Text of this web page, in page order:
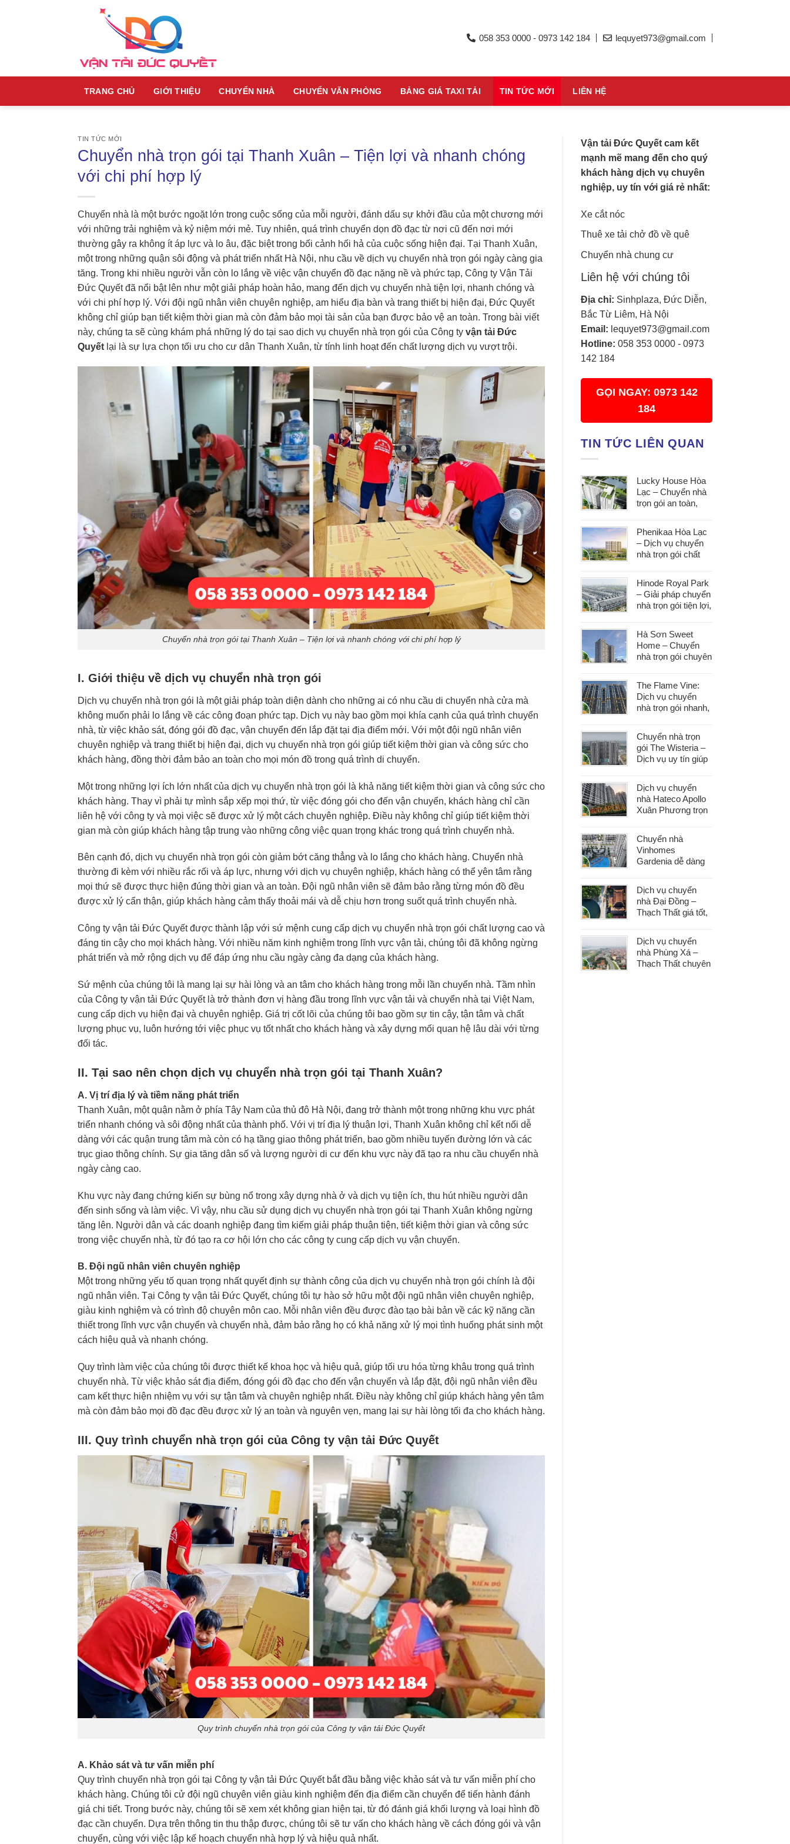
058 353 0000 - 0973 142 184 lequyet973@gmail.com
TRANG CHỦ GIỚI THIỆU CHUYỂN NHÀ CHUYỂN VĂN PHÒNG BẢNG GIÁ TAXI TẢI TIN TỨC MỚI LIÊN HỆ
TIN TỨC MỚI
Chuyển nhà trọn gói tại Thanh Xuân – Tiện lợi và nhanh chóng
với chi phí hợp lý
Chuyển nhà là một bước ngoặt lớn trong cuộc sống của mỗi người, đánh dấu sự khởi đầu của một chương mới
với những trải nghiệm và kỷ niệm mới mẻ. Tuy nhiên, quá trình chuyển dọn đồ đạc từ nơi cũ đến nơi mới
thường gây ra không ít áp lực và lo âu, đặc biệt trong bối cảnh hối hả của cuộc sống hiện đại. Tại Thanh Xuân,
một trong những quận sôi động và phát triển nhất Hà Nội, nhu cầu về dịch vụ chuyển nhà trọn gói ngày càng gia
tăng. Trong khi nhiều người vẫn còn lo lắng về việc vận chuyển đồ đạc nặng nề và phức tạp, Công ty Vận Tải
Đức Quyết đã nổi bật lên như một giải pháp hoàn hảo, mang đến dịch vụ chuyển nhà tiện lợi, nhanh chóng và
với chi phí hợp lý. Với đội ngũ nhân viên chuyên nghiệp, am hiểu địa bàn và trang thiết bị hiện đại, Đức Quyết
không chỉ giúp bạn tiết kiệm thời gian mà còn đảm bảo mọi tài sản của bạn được bảo vệ an toàn. Trong bài viết
này, chúng ta sẽ cùng khám phá những lý do tại sao dịch vụ chuyển nhà trọn gói của Công ty vận tải Đức
Quyết lại là sự lựa chọn tối ưu cho cư dân Thanh Xuân, từ tính linh hoạt đến chất lượng dịch vụ vượt trội.
Chuyển nhà trọn gói tại Thanh Xuân – Tiện lợi và nhanh chóng với chi phí hợp lý
I. Giới thiệu về dịch vụ chuyển nhà trọn gói
Dịch vụ chuyển nhà trọn gói là một giải pháp toàn diện dành cho những ai có nhu cầu di chuyển nhà cửa mà
không muốn phải lo lắng về các công đoạn phức tạp. Dịch vụ này bao gồm mọi khía cạnh của quá trình chuyển
nhà, từ việc khảo sát, đóng gói đồ đạc, vận chuyển đến lắp đặt tại địa điểm mới. Với một đội ngũ nhân viên
chuyên nghiệp và trang thiết bị hiện đại, dịch vụ chuyển nhà trọn gói giúp tiết kiệm thời gian và công sức cho
khách hàng, đồng thời đảm bảo an toàn cho mọi món đồ trong quá trình di chuyển.
Một trong những lợi ích lớn nhất của dịch vụ chuyển nhà trọn gói là khả năng tiết kiệm thời gian và công sức cho
khách hàng. Thay vì phải tự mình sắp xếp mọi thứ, từ việc đóng gói cho đến vận chuyển, khách hàng chỉ cần
liên hệ với công ty và mọi việc sẽ được xử lý một cách chuyên nghiệp. Điều này không chỉ giúp tiết kiệm thời
gian mà còn giúp khách hàng tập trung vào những công việc quan trọng khác trong quá trình chuyển nhà.
Bên cạnh đó, dịch vụ chuyển nhà trọn gói còn giảm bớt căng thẳng và lo lắng cho khách hàng. Chuyển nhà
thường đi kèm với nhiều rắc rối và áp lực, nhưng với dịch vụ chuyên nghiệp, khách hàng có thể yên tâm rằng
mọi thứ sẽ được thực hiện đúng thời gian và an toàn. Đội ngũ nhân viên sẽ đảm bảo rằng từng món đồ đều
được xử lý cẩn thận, giúp khách hàng cảm thấy thoải mái và dễ chịu hơn trong suốt quá trình chuyển nhà.
Công ty vận tải Đức Quyết được thành lập với sứ mệnh cung cấp dịch vụ chuyển nhà trọn gói chất lượng cao và
đáng tin cậy cho mọi khách hàng. Với nhiều năm kinh nghiệm trong lĩnh vực vận tải, chúng tôi đã không ngừng
phát triển và mở rộng dịch vụ để đáp ứng nhu cầu ngày càng đa dạng của khách hàng.
Sứ mệnh của chúng tôi là mang lại sự hài lòng và an tâm cho khách hàng trong mỗi lần chuyển nhà. Tầm nhìn
của Công ty vận tải Đức Quyết là trở thành đơn vị hàng đầu trong lĩnh vực vận tải và chuyển nhà tại Việt Nam,
cung cấp dịch vụ hiện đại và chuyên nghiệp. Giá trị cốt lõi của chúng tôi bao gồm sự tin cậy, tận tâm và chất
lượng phục vụ, luôn hướng tới việc phục vụ tốt nhất cho khách hàng và xây dựng mối quan hệ lâu dài với từng
đối tác.
II. Tại sao nên chọn dịch vụ chuyển nhà trọn gói tại Thanh Xuân?
A. Vị trí địa lý và tiềm năng phát triển
Thanh Xuân, một quận nằm ở phía Tây Nam của thủ đô Hà Nội, đang trở thành một trong những khu vực phát
triển nhanh chóng và sôi động nhất của thành phố. Với vị trí địa lý thuận lợi, Thanh Xuân không chỉ kết nối dễ
dàng với các quận trung tâm mà còn có hạ tầng giao thông phát triển, bao gồm nhiều tuyến đường lớn và các
trục giao thông chính. Sự gia tăng dân số và lượng người di cư đến khu vực này đã tạo ra nhu cầu chuyển nhà
ngày càng cao.
Khu vực này đang chứng kiến sự bùng nổ trong xây dựng nhà ở và dịch vụ tiện ích, thu hút nhiều người dân
đến sinh sống và làm việc. Vì vậy, nhu cầu sử dụng dịch vụ chuyển nhà trọn gói tại Thanh Xuân không ngừng
tăng lên. Người dân và các doanh nghiệp đang tìm kiếm giải pháp thuận tiện, tiết kiệm thời gian và công sức
trong việc chuyển nhà, từ đó tạo ra cơ hội lớn cho các công ty cung cấp dịch vụ vận chuyển.
B. Đội ngũ nhân viên chuyên nghiệp
Một trong những yếu tố quan trọng nhất quyết định sự thành công của dịch vụ chuyển nhà trọn gói chính là đội
ngũ nhân viên. Tại Công ty vận tải Đức Quyết, chúng tôi tự hào sở hữu một đội ngũ nhân viên chuyên nghiệp,
giàu kinh nghiệm và có trình độ chuyên môn cao. Mỗi nhân viên đều được đào tạo bài bản về các kỹ năng cần
thiết trong lĩnh vực vận chuyển và chuyển nhà, đảm bảo rằng họ có khả năng xử lý mọi tình huống phát sinh một
cách hiệu quả và nhanh chóng.
Quy trình làm việc của chúng tôi được thiết kế khoa học và hiệu quả, giúp tối ưu hóa từng khâu trong quá trình
chuyển nhà. Từ việc khảo sát địa điểm, đóng gói đồ đạc cho đến vận chuyển và lắp đặt, đội ngũ nhân viên đều
cam kết thực hiện nhiệm vụ với sự tận tâm và chuyên nghiệp nhất. Điều này không chỉ giúp khách hàng yên tâm
mà còn đảm bảo mọi đồ đạc đều được xử lý an toàn và nguyên vẹn, mang lại sự hài lòng tối đa cho khách hàng.
III. Quy trình chuyển nhà trọn gói của Công ty vận tải Đức Quyết
Quy trình chuyển nhà trọn gói của Công ty vận tải Đức Quyết
A. Khảo sát và tư vấn miễn phí
Quy trình chuyển nhà trọn gói tại Công ty vận tải Đức Quyết bắt đầu bằng việc khảo sát và tư vấn miễn phí cho
khách hàng. Chúng tôi cử đội ngũ chuyên viên giàu kinh nghiệm đến địa điểm cần chuyển để tiến hành đánh
giá chi tiết. Trong bước này, chúng tôi sẽ xem xét không gian hiện tại, từ đó đánh giá khối lượng và loại hình đồ
đạc cần chuyển. Dựa trên thông tin thu thập được, chúng tôi sẽ tư vấn cho khách hàng về cách đóng gói và vận
chuyển, cùng với việc lập kế hoạch chuyển nhà hợp lý và hiệu quả nhất.
Vận tải Đức Quyết cam kết
mạnh mẽ mang đến cho quý
khách hàng dịch vụ chuyên
nghiệp, uy tín với giá rẻ nhất:
Xe cắt nóc
Thuê xe tải chở đồ về quê
Chuyển nhà chung cư
Liên hệ với chúng tôi
Địa chỉ: Sinhplaza, Đức Diễn,
Bắc Từ Liêm, Hà Nội
Email: lequyet973@gmail.com
Hotline: 058 353 0000 - 0973
142 184
GỌI NGAY: 0973 142
184
TIN TỨC LIÊN QUAN
Lucky House Hòa
Lạc – Chuyển nhà
trọn gói an toàn,
Phenikaa Hòa Lạc
– Dịch vụ chuyển
nhà trọn gói chất
Hinode Royal Park
– Giải pháp chuyển
nhà trọn gói tiện lợi,
Hà Sơn Sweet
Home – Chuyển
nhà trọn gói chuyên
khâu
The Flame Vine:
Dịch vụ chuyển
nhà trọn gói nhanh,
Chuyển nhà trọn
gói The Wisteria –
Dịch vụ uy tín giúp
phát sinh
Dịch vụ chuyển
nhà Hateco Apollo
Xuân Phương trọn
Chuyển nhà
Vinhomes
Gardenia dễ dàng
phát sinh chi phí
Dịch vụ chuyển
nhà Đại Đồng –
Thạch Thất giá tốt,
chuyển nhà
Dịch vụ chuyển
nhà Phùng Xá –
Thạch Thất chuyên